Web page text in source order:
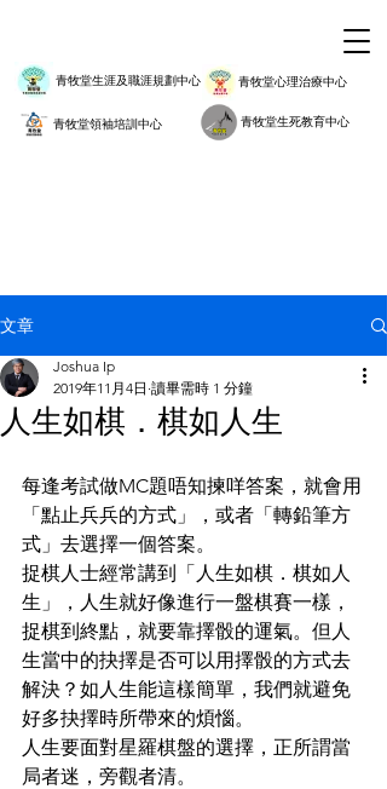
青牧堂生涯及職涯規劃中心 青牧堂心理治療中心
青牧堂領袖培訓中心 青牧堂生死教育中心
文章
人生如棋．棋如人生
Joshua Ip
2019年11月4日 讀畢需時 1 分鐘
每逢考試做MC題唔知揀咩答案，就會用
「點止兵兵的方式」，或者「轉鉛筆方
式」去選擇一個答案。
捉棋人士經常講到「人生如棋．棋如人
生」，人生就好像進行一盤棋賽一樣，
捉棋到終點，就要靠擇骰的運氣。但人
生當中的抉擇是否可以用擇骰的方式去
解決？如人生能這樣簡單，我們就避免
好多抉擇時所帶來的煩惱。
人生要面對星羅棋盤的選擇，正所謂當
局者迷，旁觀者清。